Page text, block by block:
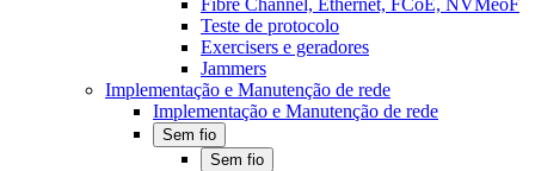
Fibre Channel, Ethernet, FCoE, NVMeoF
Teste de protocolo
Exercisers e geradores
Jammers
Implementação e Manutenção de rede
Implementação e Manutenção de rede
Sem fio
Sem fio